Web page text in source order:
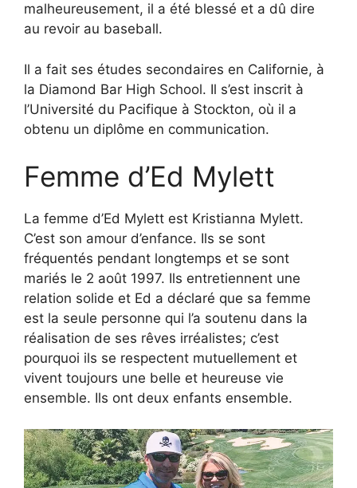
malheureusement, il a été blessé et a dû dire
au revoir au baseball.
Il a fait ses études secondaires en Californie, à
la Diamond Bar High School. Il s’est inscrit à
l’Université du Pacifique à Stockton, où il a
obtenu un diplôme en communication.
Femme d’Ed Mylett
La femme d’Ed Mylett est Kristianna Mylett.
C’est son amour d’enfance. Ils se sont
fréquentés pendant longtemps et se sont
mariés le 2 août 1997. Ils entretiennent une
relation solide et Ed a déclaré que sa femme
est la seule personne qui l’a soutenu dans la
réalisation de ses rêves irréalistes; c’est
pourquoi ils se respectent mutuellement et
vivent toujours une belle et heureuse vie
ensemble. Ils ont deux enfants ensemble.